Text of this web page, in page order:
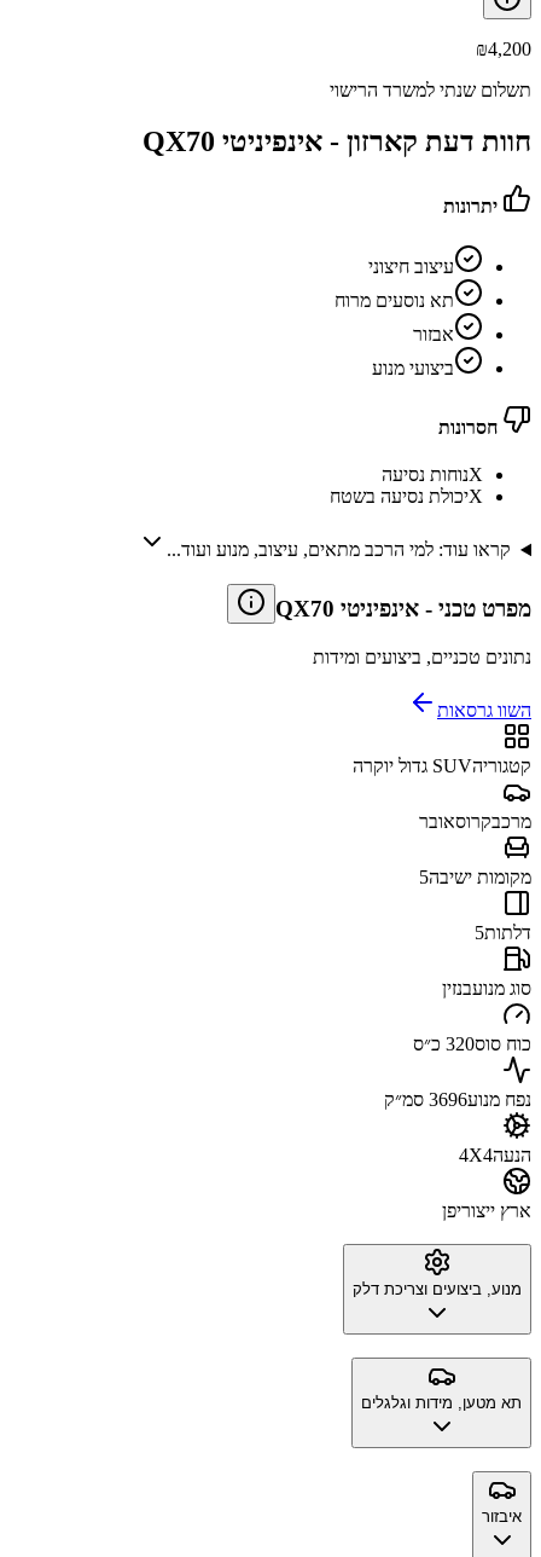
₪4,200
תשלום שנתי למשרד הרישוי
חוות דעת קארזון - אינפיניטי QX70
יתרונות
עיצוב חיצוני
תא נוסעים מרוח
אבזור
ביצועי מנוע
חסרונות
Xנוחות נסיעה
Xיכולת נסיעה בשטח
קראו עוד: למי הרכב מתאים, עיצוב, מנוע ועוד...
מפרט טכני - אינפיניטי QX70
נתונים טכניים, ביצועים ומידות
השוו גרסאות
קטגוריהSUV גדול יוקרה
מרכבקרוסאובר
מקומות ישיבה5
דלתות5
סוג מנועבנזין
כוח סוס320 כ״ס
נפח מנוע3696 סמ״ק
הנעה4X4
ארץ ייצוריפן
מנוע, ביצועים וצריכת דלק
תא מטען, מידות וגלגלים
איבזור